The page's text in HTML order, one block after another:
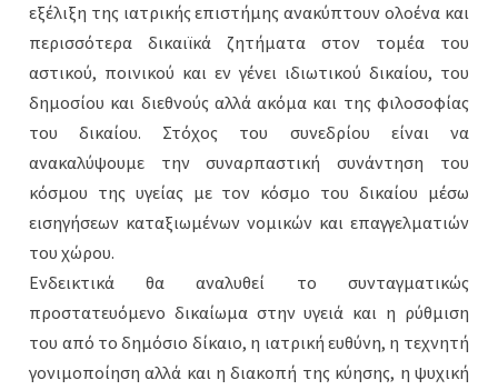
εξέλιξη της ιατρικής επιστήμης ανακύπτουν ολοένα και
περισσότερα δικαιϊκά ζητήματα στον τομέα του
αστικού, ποινικού και εν γένει ιδιωτικού δικαίου, του
δημοσίου και διεθνούς αλλά ακόμα και της φιλοσοφίας
του δικαίου. Στόχος του συνεδρίου είναι να
ανακαλύψουμε την συναρπαστική συνάντηση του
κόσμου της υγείας με τον κόσμο του δικαίου μέσω
εισηγήσεων καταξιωμένων νομικών και επαγγελματιών
του χώρου.
Ενδεικτικά θα αναλυθεί το συνταγματικώς
προστατευόμενο δικαίωμα στην υγειά και η ρύθμιση
του από το δημόσιο δίκαιο, η ιατρική ευθύνη, η τεχνητή
γονιμοποίηση αλλά και η διακοπή της κύησης, η ψυχική